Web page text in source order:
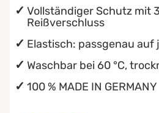
Vollständiger Schutz mit
Reißverschluss
Elastisch: passgenau auf
Waschbar bei 60 °C,
100 % MADE IN GERMANY